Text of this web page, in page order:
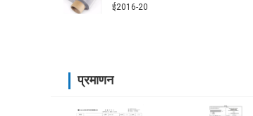
ई2016-20
प्रमाणन